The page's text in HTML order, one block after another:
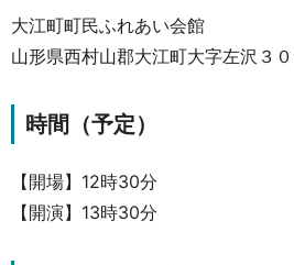
大江町町民ふれあい会館
山形県西村山郡大江町大字左沢３０
時間（予定）
【開場】12時30分
【開演】13時30分